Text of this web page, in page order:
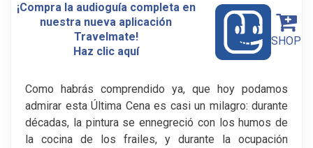
¡Compra la audioguía completa en
nuestra nueva aplicación
Travelmate!
Haz clic aquí
SHOP
Como habrás comprendido ya, que hoy podamos
admirar esta Última Cena es casi un milagro: durante
décadas, la pintura se ennegreció con los humos de
la cocina de los frailes, y durante la ocupación